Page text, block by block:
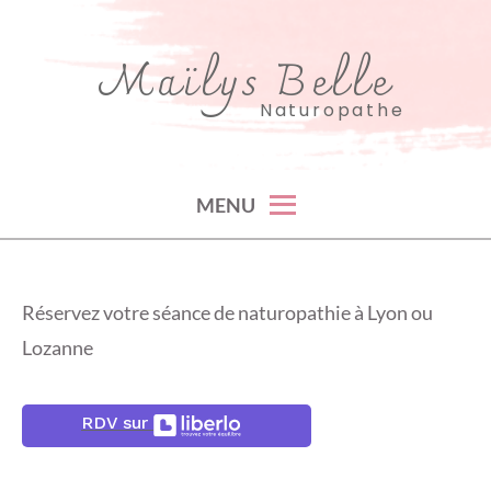
Maïlys Belle
Naturopathe
MENU
Réservez votre séance de naturopathie à Lyon ou
Lozanne
RDV sur